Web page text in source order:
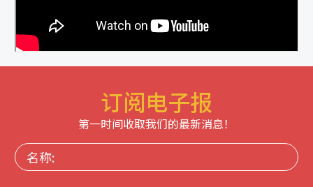
订阅电子报
第一时间收取我们的最新消息！
名
称: